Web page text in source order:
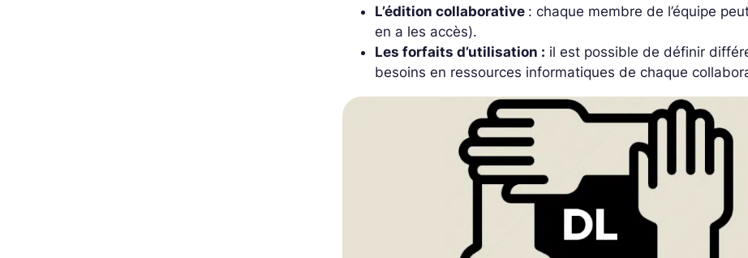
L’édition collaborative : chaque membre de l’équipe
en a les accès).
Les forfaits d’utilisation : il est possible de définir
besoins en ressources informatiques de chaque